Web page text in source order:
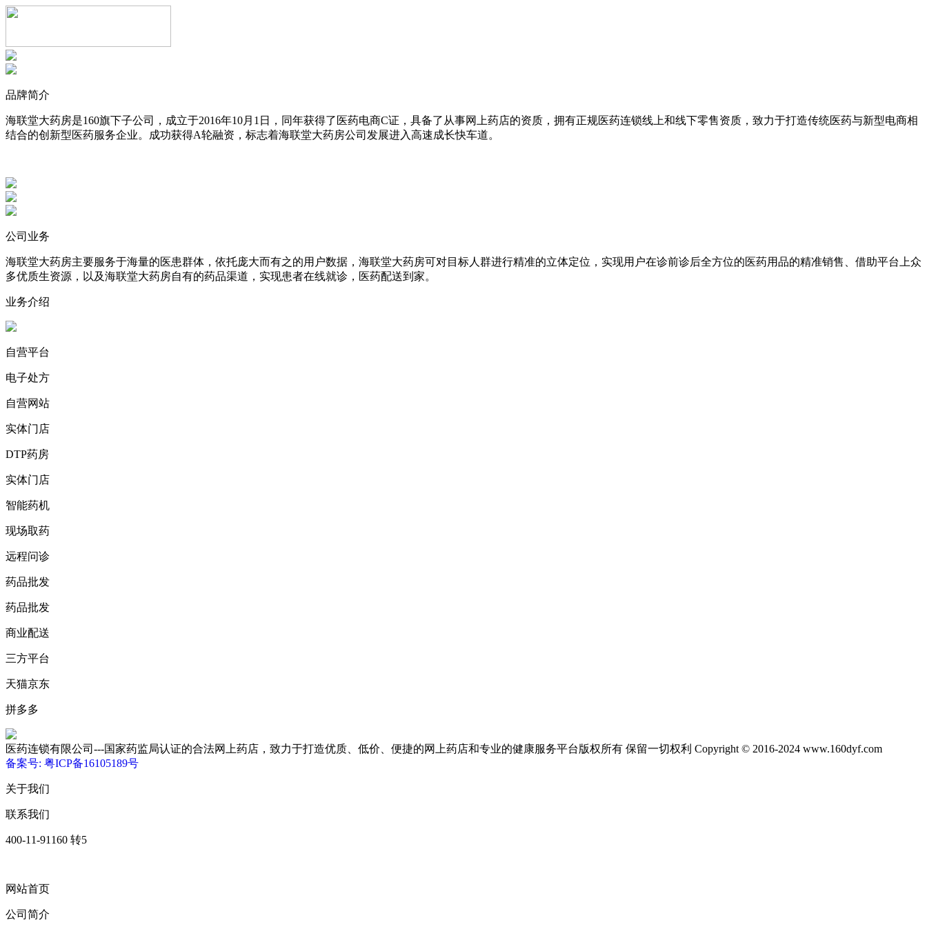
品牌简介
海联堂大药房是160旗下子公司，成立于2016年10月1日，同年获得了医药电商C证，具备了从事网上药店的资质，拥有正规医药连锁线上和线下零售资质，致力于打造传统医药与新型电商相
结合的创新型医药服务企业。成功获得A轮融资，标志着海联堂大药房公司发展进入高速成长快车道。
公司业务
海联堂大药房主要服务于海量的医患群体，依托庞大而有之的用户数据，海联堂大药房可对目标人群进行精准的立体定位，实现用户在诊前诊后全方位的医药用品的精准销售、借助平台上众
多优质生资源，以及海联堂大药房自有的药品渠道，实现患者在线就诊，医药配送到家。
业务介绍
自营平台
电子处方
自营网站
实体门店
DTP药房
实体门店
智能药机
现场取药
远程问诊
药品批发
药品批发
商业配送
三方平台
天猫京东
拼多多
医药连锁有限公司---国家药监局认证的合法网上药店，致力于打造优质、低价、便捷的网上药店和专业的健康服务平台版权所有 保留一切权利 Copyright © 2016-2024 www.160dyf.com
备案号: 粤ICP备16105189号
关于我们
联系我们
400-11-91160 转5
网站首页
公司简介